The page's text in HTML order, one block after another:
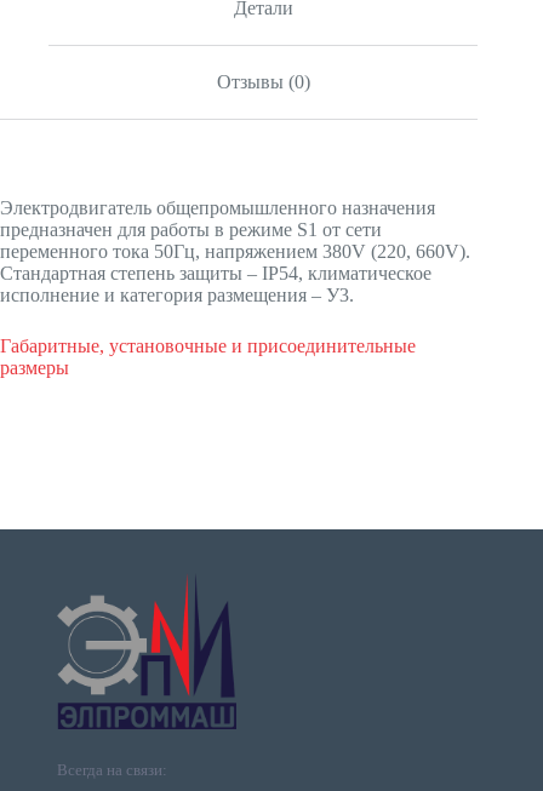
Детали
Отзывы (0)
Электродвигатель общепромышленного назначения
предназначен для работы в режиме S1 от сети
переменного тока 50Гц, напряжением 380V (220, 660V).
Стандартная степень защиты – IP54, климатическое
исполнение и категория размещения – У3.
Габаритные, установочные и присоединительные
размеры
Всегда на связи: